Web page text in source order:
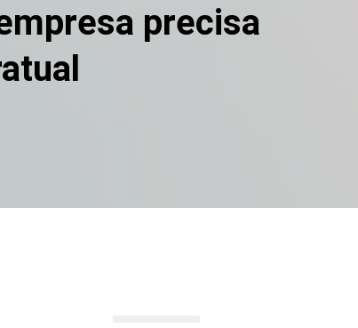
precisa